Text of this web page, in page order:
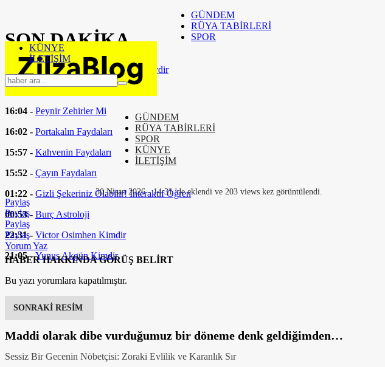
SON DAKİKA
16:37 -
Eşarp Bağlam Yöntemleri Nelerdir
16:24 -Fizik Tedavi Nedir
16:04 - Peynir Zehirler Mi
16:02 - Portakalın Faydaları
15:57 - Kahvenin Faydaları
15:52 - Çayın Faydaları
01:22 - Gizli Şekeriniz Olabilir! İnteraktif Öğren
00:53 - Burç Astroloji
22:31 - Victor Osimhen Kimdir
21:05 -Yunus Akgün Kimdir
GÜNDEM
RÜYA TABİRLERİ
SPOR
KÜNYE
İLETİŞİM
GÜNDEM
RÜYA TABİRLERİ
SPOR
KÜNYE
İLETİŞİM
30 Nisan 2026 - 14:31 'de eklendi ve 203 views kez görüntülendi.
Paylaş
Paylaş
Paylaş
Paylaş
Yorum Yaz
HABER HAKKINDA GÖRÜŞ BELİRT
Bu yazı yorumlara kapatılmıştır.
SONRAKİ RESİM
Maddi olarak dibe vurduğumuz bir döneme denk geldiğimden…
Sessiz Bir Gecenin Nöbetçisi: Zoraki Evlilik ve Karanlık Sır